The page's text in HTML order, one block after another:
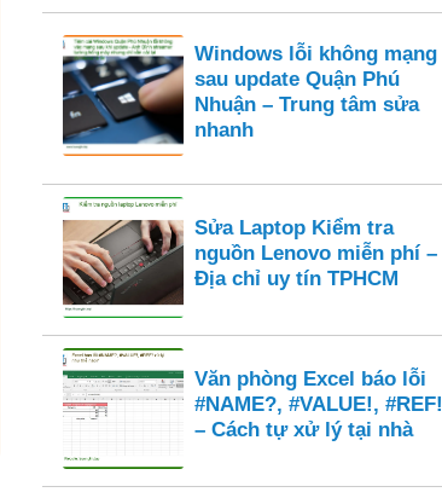
Windows lỗi không mạng
sau update Quận Phú
Nhuận – Trung tâm sửa
nhanh
Sửa Laptop Kiểm tra
nguồn Lenovo miễn phí –
Địa chỉ uy tín TPHCM
Văn phòng Excel báo lỗi
#NAME?, #VALUE!, #REF!
– Cách tự xử lý tại nhà